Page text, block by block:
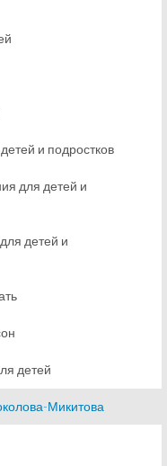
и подростков
для детей и
детей и
детей
Микитова